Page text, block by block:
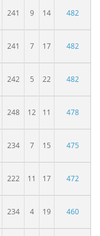
241 9 14 482
241 7 17 482
242 5 22 482
248 12 11 478
234 7 15 475
222 11 17 472
234 4 19 460